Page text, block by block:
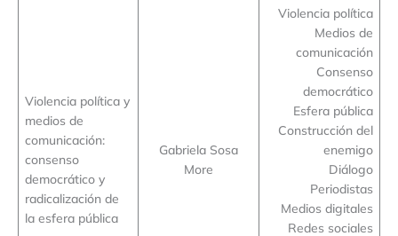
Violencia política y
medios de
comunicación:
consenso
democrático y
radicalización de
la esfera pública
Gabriela Sosa
More
Violencia política
Medios de
comunicación
Consenso
democrático
Esfera pública
Construcción del
enemigo
Diálogo
Periodistas
Medios digitales
Redes sociales